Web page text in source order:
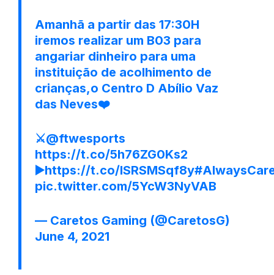
Amanhã a partir das 17:30H
iremos realizar um B03 para
angariar dinheiro para uma
instituição de acolhimento de
crianças,o Centro D Abílio Vaz
das Neves❤️
⚔️@ftwesports
https://t.co/5h76ZG0Ks2
▶️https://t.co/lSRSMSqf8y
pic.twitter.com/5YcW3NyVAB
— Caretos Gaming (@CaretosG)
June 4, 2021